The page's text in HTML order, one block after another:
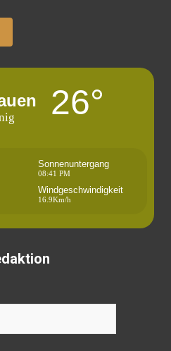
26°
Sonnenuntergang
08:41 PM
Windgeschwindigkeit
16.9Km/h